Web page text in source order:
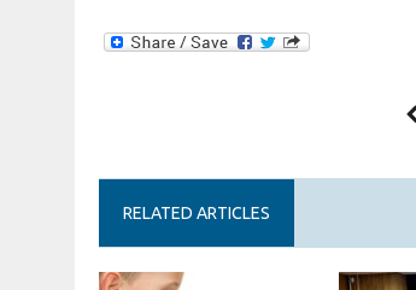
RELATED ARTICLES